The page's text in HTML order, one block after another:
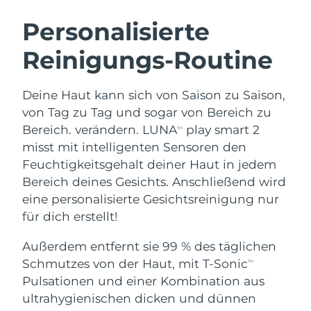
Personalisierte
Reinigungs-Routine
Deine Haut kann sich von Saison zu Saison,
von Tag zu Tag und sogar von Bereich zu
Bereich. verändern. LUNATM
play smart 2
misst mit intelligenten Sensoren den
Feuchtigkeitsgehalt deiner Haut in jedem
Bereich deines Gesichts. Anschließend wird
eine personalisierte Gesichtsreinigung nur
für dich erstellt!
Außerdem entfernt sie 99 % des täglichen
Schmutzes von der Haut, mit T-SonicTM
Pulsationen und einer Kombination aus
ultrahygienischen dicken und dünnen
LUNA™ 4 Set
Anti-aging massage
LUNA™ 4 Plus
Massage, LED heating
LUNA™ 4 Men
For men, anti-aging massage
BEAR™ 2 Set
Microcurrent toning
BEAR™ 2 go
Microcurrent toning on-the-go
BEAR™ 2 eyes & lips
Microcurrent line smoothing device
Hydratisierung
UFO™ 3 Set
Deep facial hydration
UFO™ 3 LED
Near-infrared and red light therapy
device
Mundpflege
issa™ 4
Hybrid silicone sonic toothbrush
issa™ 4 plus
Smart hybrid silicone sonic toothbrush
FAQ™ ANTI-AGING-BEHANDLUNG
Anti-aging LED-Behandlungen
NEW
Australien
Erwartete Lieferung
12/08/2026
Erwartete Lieferung
09/08/2026
Bahrain
Erwartete Lieferung
10/08/2026
Belgien
Erwartete Lieferung
Bosnien und
Herzegowina
Erwartete Lieferung
12/08/2026